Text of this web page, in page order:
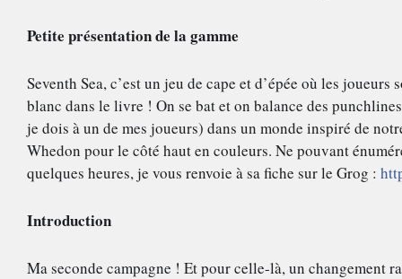
Petite présentation de la gamme
Seventh Sea, c’est un jeu de cape et d’épée où les
blanc dans le livre ! On se bat et on balance des
je dois à un de mes joueurs) dans un monde inspiré de
Whedon pour le côté haut en couleurs. Ne pouvant
quelques heures, je vous renvoie à sa fiche sur le Grog :
Introduction
Ma seconde campagne ! Et pour celle-là, un changement